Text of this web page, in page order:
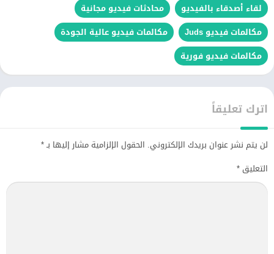
لقاء أصدقاء بالفيديو
محادثات فيديو مجانية
مكالمات فيديو Juds
مكالمات فيديو عالية الجودة
مكالمات فيديو فورية
اترك تعليقاً
لن يتم نشر عنوان بريدك الإلكتروني. الحقول الإلزامية مشار إليها بـ*
التعليق *